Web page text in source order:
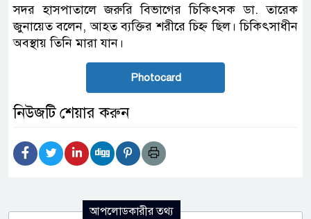
সদর হাসপাতালে জরুরি বিভাগের চিকিৎসক ডা. তারেক
জুনায়েত বলেন, আহত ব্যক্তির শরীরে চিহ্ন ছিল। চিকিৎসাধীন
অবস্থায় তিনি মারা যান।
Photocard
নিউজটি শেয়ার করুন
আপলোডকারীর তথ্য